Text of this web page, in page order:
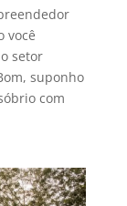
você
setor
suponho
com